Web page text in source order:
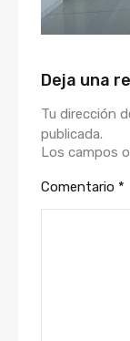
Deja una
Tu dirección
publicada.
Los campos
Comentario *